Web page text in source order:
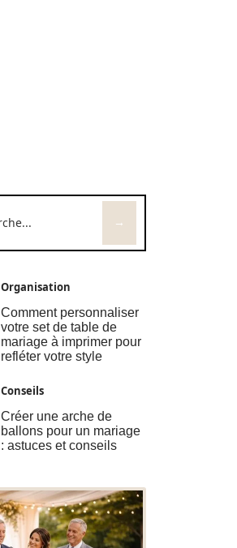
Organisation
Comment personnaliser
votre set de table de
mariage à imprimer pour
refléter votre style
Conseils
Créer une arche de
ballons pour un mariage
: astuces et conseils